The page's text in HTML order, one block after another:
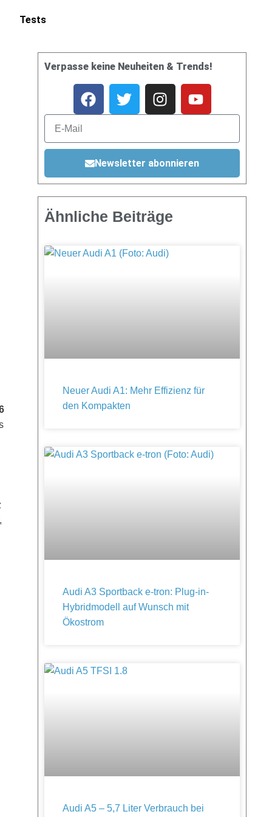
Tests
Verpasse keine Neuheiten & Trends!
Newsletter abonnieren
Ähnliche Beiträge
Neuer Audi A1: Mehr Effizienz für
den Kompakten
Audi A3 Sportback e-tron: Plug-in-
Hybridmodell auf Wunsch mit
Ökostrom
Audi A5 – 5,7 Liter Verbrauch bei